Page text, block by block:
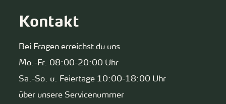
Kontakt
Bei Fragen erreichst du uns
Mo.-Fr. 08:00-20:00 Uhr
Sa.-So. u. Feiertage 10:00-18:00 Uhr
über unsere Servicenummer